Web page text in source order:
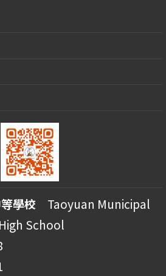
學校 Taoyuan Municipal
School